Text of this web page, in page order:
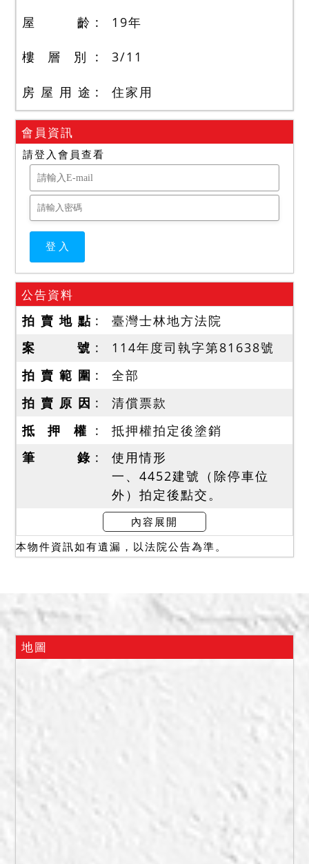
屋 齡 19年
樓 層 別 3/11
房 屋 用 途 住家用
會員資訊
請登入會員查看
公告資料
拍 賣 地 點
臺灣士林地方法院
案 號
114年度司執字第81638號
拍 賣 範 圍
全部
拍 賣 原 因
清償票款
抵 押 權
抵押權拍定後塗銷
筆 錄
使用情形
一、4452建號（除停車位
外）拍定後點交。
二、民國114年10月2日現場
查封時，債務人謝靜芬在稱
房屋為其家屬（公公、婆
實際情形如何，仍請應買人
自行查明注意。
人有無積欠管理費，並注意
二、拍賣最低價額合計新台
幣：36,360,000元。
內容展開
本物件資訊如有遺漏，以法院公告為準。
地圖